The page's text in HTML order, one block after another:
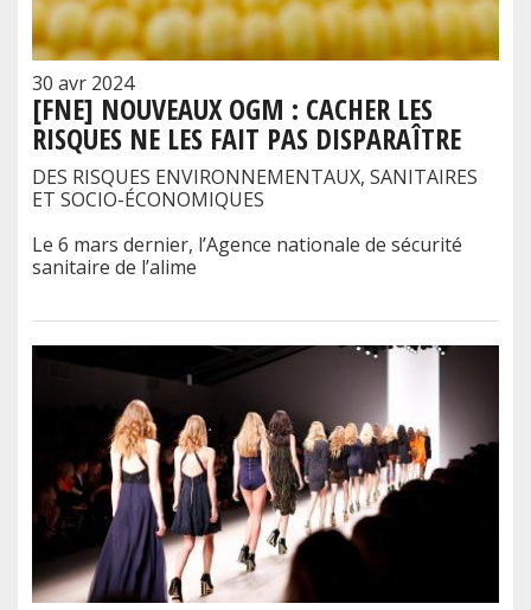
30 avr 2024
[FNE] NOUVEAUX OGM : CACHER LES
RISQUES NE LES FAIT PAS DISPARAÎTRE
DES RISQUES ENVIRONNEMENTAUX, SANITAIRES
ET SOCIO-ÉCONOMIQUES
Le 6 mars dernier, l’Agence nationale de sécurité
sanitaire de l’alime